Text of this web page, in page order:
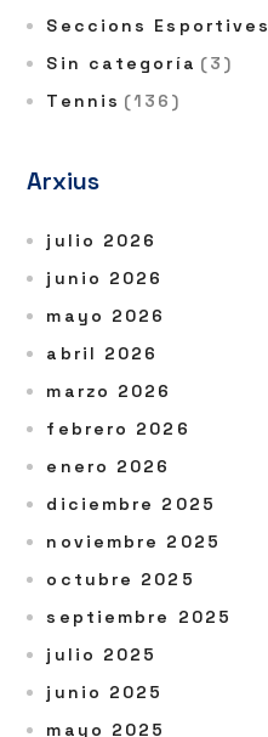
Seccions Esportives
Sin categoría (3)
Tennis (136)
Arxius
julio 2026
junio 2026
mayo 2026
abril 2026
marzo 2026
febrero 2026
enero 2026
diciembre 2025
noviembre 2025
octubre 2025
septiembre 2025
julio 2025
junio 2025
mayo 2025